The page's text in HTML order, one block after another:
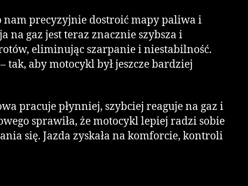
nam precyzyjnie dostroić mapy paliwa i
na gaz jest teraz znacznie szybsza i
eliminując szarpanie i niestabilność.
tak, aby motocykl był jeszcze bardziej
pracuje płynniej, szybciej reaguje na gaz i
sprawiła, że motocykl lepiej radzi sobie
się. Jazda zyskała na komforcie, kontroli